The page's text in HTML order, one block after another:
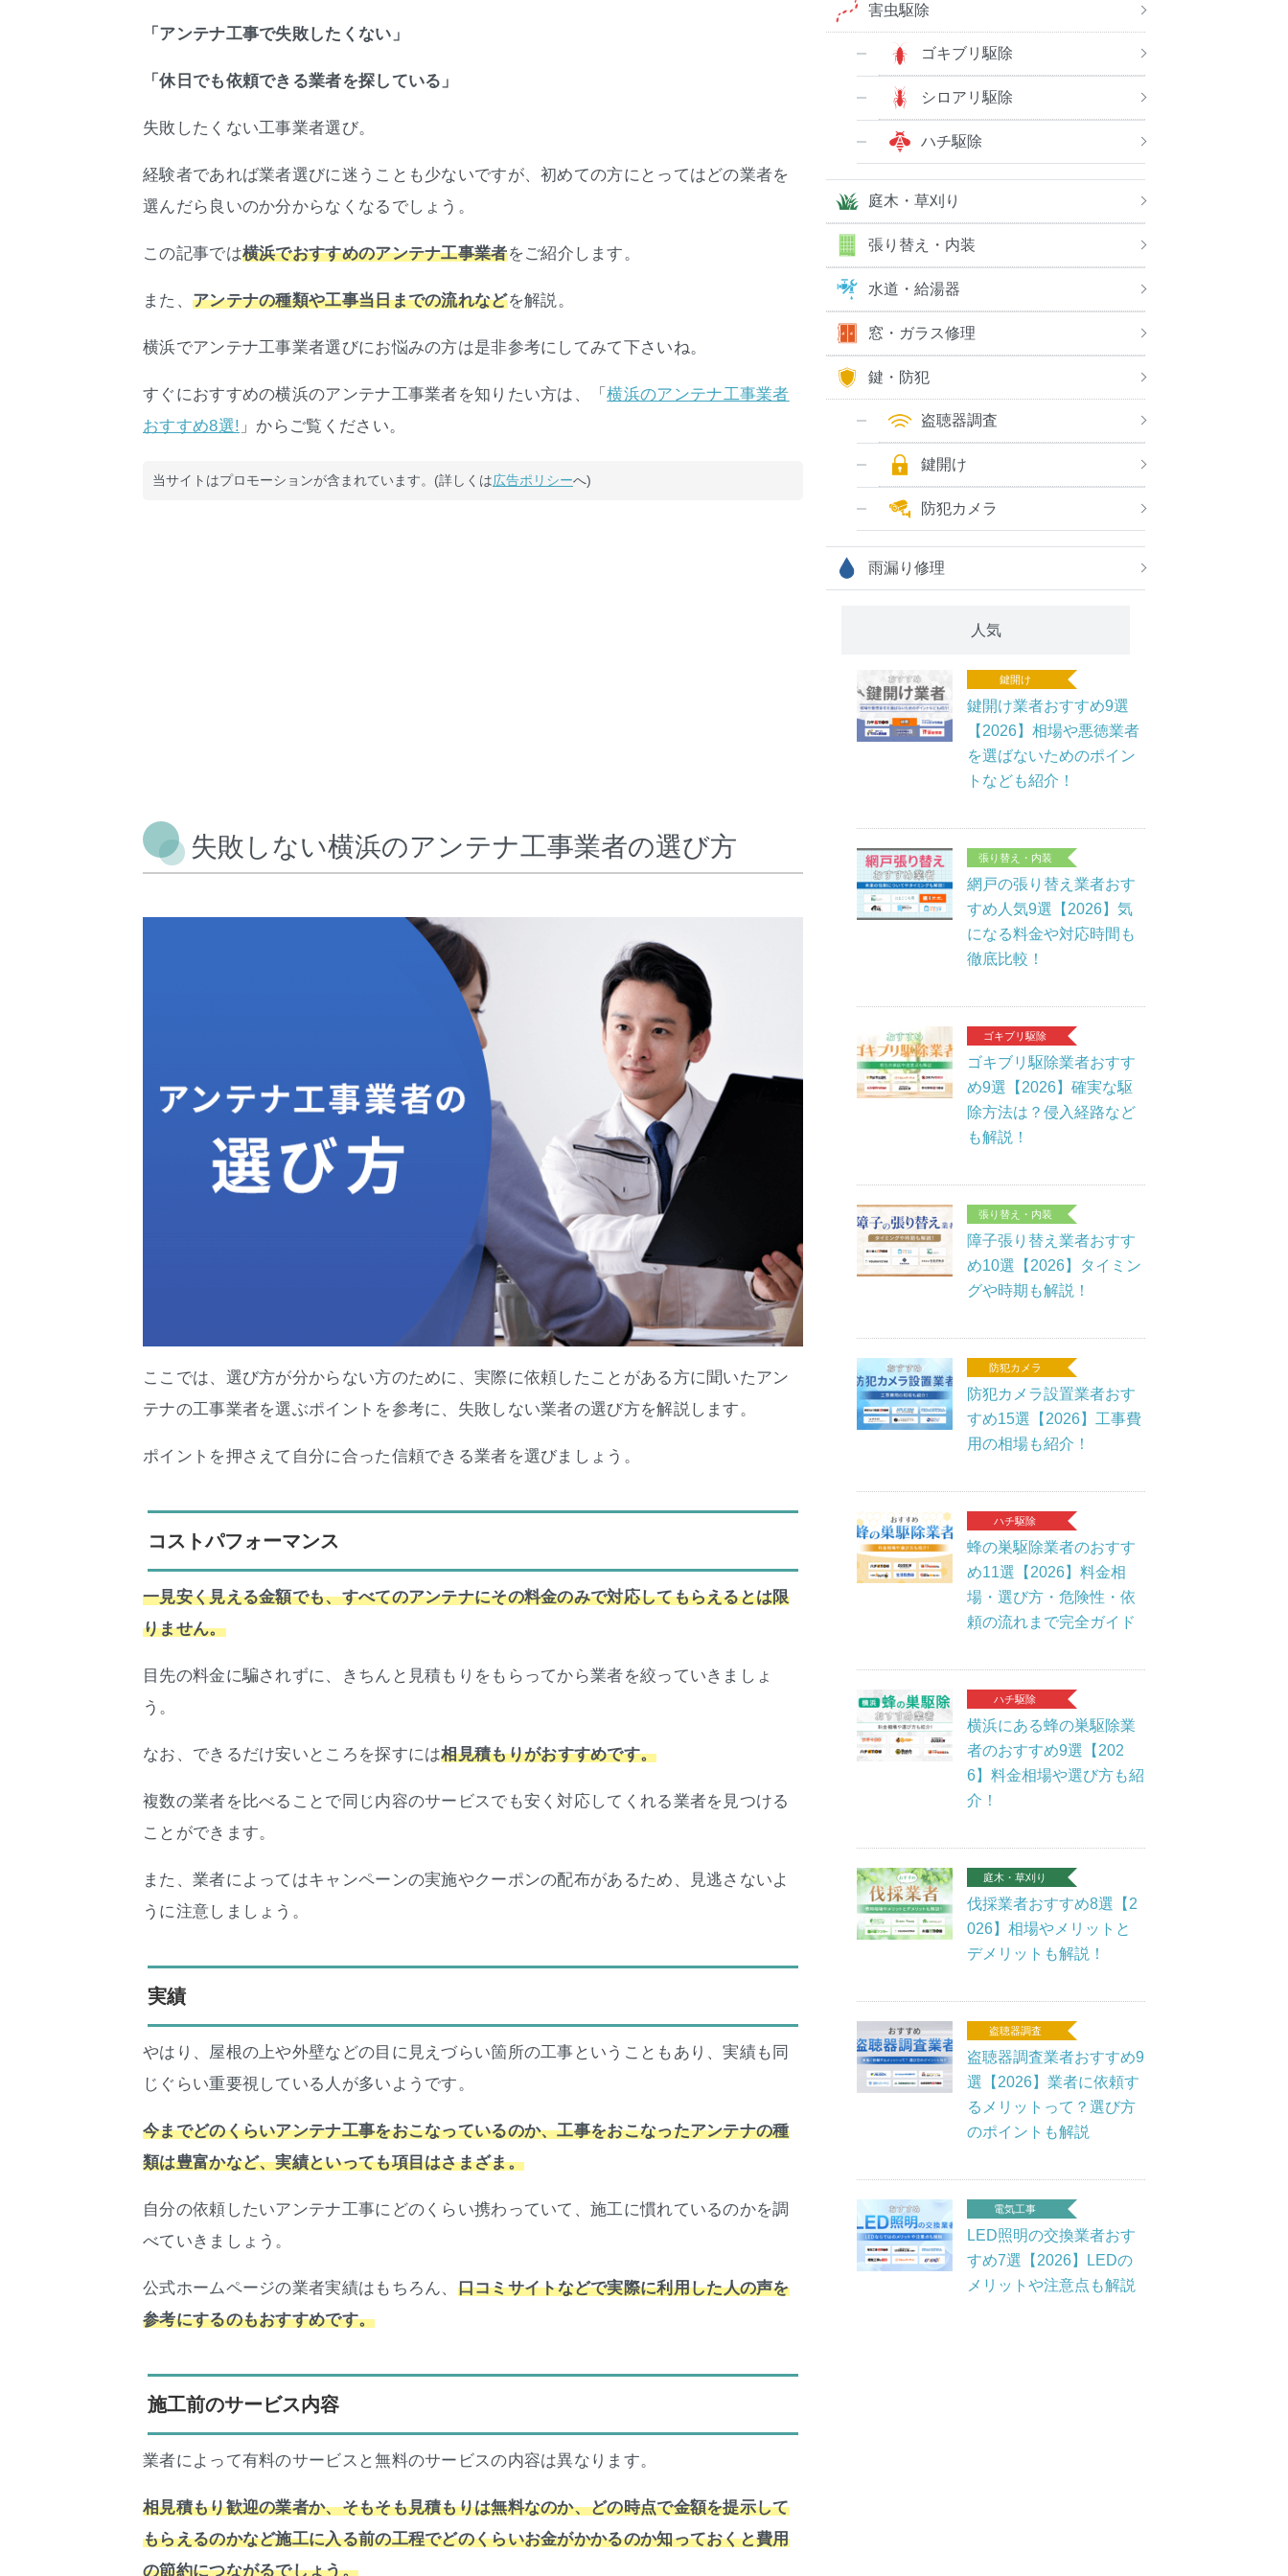
「アンテナ工事で失敗したくない」
「休日でも依頼できる業者を探している」
失敗したくない工事業者選び。
経験者であれば業者選びに迷うことも少ないですが、初めての方にとってはどの業者を
選んだら良いのか分からなくなるでしょう。
この記事では横浜でおすすめのアンテナ工事業者をご紹介します。
また、 アンテナの種類や工事当日までの流れなどを解説。
横浜でアンテナ工事業者選びにお悩みの方は是非参考にしてみて下さいね。
すぐにおすすめの横浜のアンテナ工事業者を知りたい方は、「横浜のアンテナ工事業者
おすすめ8選! 」からご覧ください。
当サイトはプロモーションが含まれています。(詳しくは広告ポリシーへ)
失敗しない横浜のアンテナ工事業者の選び方
ここでは、選び方が分からない方のために、実際に依頼したことがある方に聞いたアン
テナの工事業者を選ぶポイントを参考に、失敗しない業者の選び方を解説します。
ポイントを押さえて自分に合った信頼できる業者を選びましょう。
コストパフォーマンス
一見安く見える金額でも、すべてのアンテナにその料金のみで対応してもらえるとは限
りません。
目先の料金に騙されずに、きちんと見積もりをもらってから業者を絞っていきましょ
う。
なお、できるだけ安いところを探すには相見積もりがおすすめです。
複数の業者を比べることで同じ内容のサービスでも安く対応してくれる業者を見つける
ことができます。
また、業者によってはキャンペーンの実施やクーポンの配布があるため、見逃さないよ
うに注意しましょう。
実績
やはり、屋根の上や外壁などの目に見えづらい箇所の工事ということもあり、実績も同
じぐらい重要視している人が多いようです。
今までどのくらいアンテナ工事をおこなっているのか、工事をおこなったアンテナの種
類は豊富かなど、実績といっても項目はさまざま。
自分の依頼したいアンテナ工事にどのくらい携わっていて、施工に慣れているのかを調
べていきましょう。
公式ホームページの業者実績はもちろん、 口コミサイトなどで実際に利用した人の声を
参考にするのもおすすめです。
施工前のサービス内容
業者によって有料のサービスと無料のサービスの内容は異なります。
相見積もり歓迎の業者か、そもそも見積もりは無料なのか、どの時点で金額を提示して
もらえるのかなど施工に入る前の工程でどのくらいお金がかかるのか知っておくと費用
の節約につながるでしょう。
害虫駆除
ゴキブリ駆除
シロアリ駆除
ハチ駆除
庭木・草刈り
張り替え・内装
水道・給湯器
窓・ガラス修理
鍵・防犯
盗聴器調査
鍵開け
防犯カメラ
雨漏り修理
人気
鍵開け
鍵開け業者おすすめ9選
【2026】相場や悪徳業者
を選ばないためのポイン
トなども紹介！
張り替え・内装
網戸の張り替え業者おす
すめ人気9選【2026】気
になる料金や対応時間も
徹底比較！
ゴキブリ駆除
ゴキブリ駆除業者おすす
め9選【2026】確実な駆
除方法は？侵入経路など
も解説！
張り替え・内装
障子張り替え業者おすす
め10選【2026】タイミン
グや時期も解説！
防犯カメラ
防犯カメラ設置業者おす
すめ15選【2026】工事費
用の相場も紹介！
ハチ駆除
蜂の巣駆除業者のおすす
め11選【2026】料金相
場・選び方・危険性・依
頼の流れまで完全ガイド
ハチ駆除
横浜にある蜂の巣駆除業
者のおすすめ9選【202
6】料金相場や選び方も紹
介！
庭木・草刈り
伐採業者おすすめ8選【2
026】相場やメリットと
デメリットも解説！
盗聴器調査
盗聴器調査業者おすすめ9
選【2026】業者に依頼す
るメリットって？選び方
のポイントも解説
電気工事
LED照明の交換業者おす
すめ7選【2026】LEDの
メリットや注意点も解説